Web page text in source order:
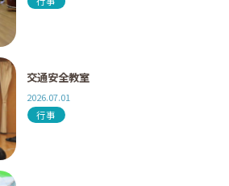
交通安全教室
2026.07.01
行事